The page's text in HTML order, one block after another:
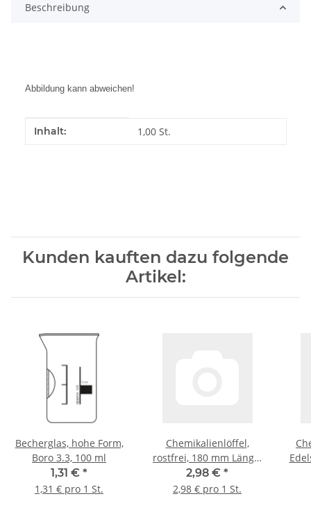
Beschreibung
Abbildung kann abweichen!
Produkteigenschaft
Wert
Inhalt: 1,00 St.
Kunden kauften dazu folgende
Artikel:
Becherglas, hohe Form,
Boro 3.3, 100 ml
1,31 € *
1,31 € pro 1 St.
Chemikalienlöffel,
rostfrei, 180 mm Länge,
22*30 mm Löffel,
einseitig
2,98 € *
2,98 € pro 1 St.